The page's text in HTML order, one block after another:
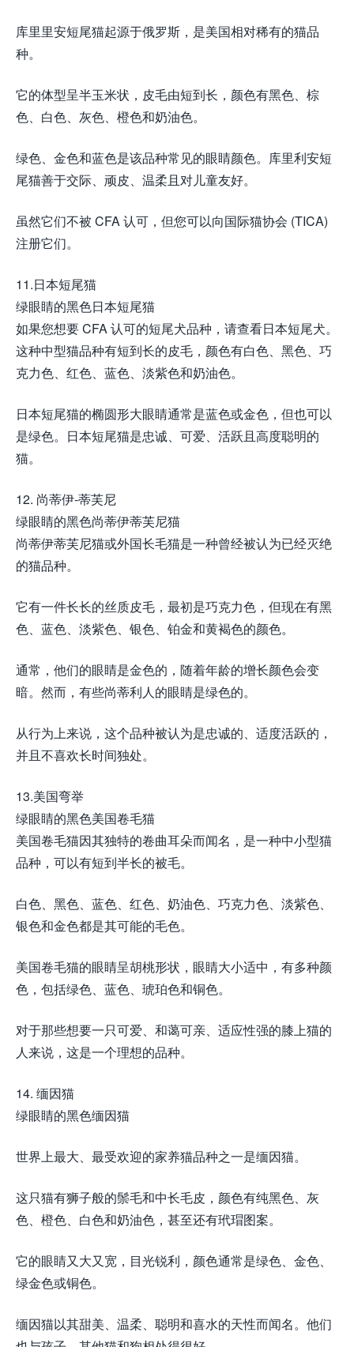
库里里安短尾猫起源于俄罗斯，是美国相对稀有的猫品
种。
它的体型呈半玉米状，皮毛由短到长，颜色有黑色、棕
色、白色、灰色、橙色和奶油色。
绿色、金色和蓝色是该品种常见的眼睛颜色。库里利安短
尾猫善于交际、顽皮、温柔且对儿童友好。
虽然它们不被 CFA 认可，但您可以向国际猫协会 (TICA)
注册它们。
11.日本短尾猫
绿眼睛的黑色日本短尾猫
如果您想要 CFA 认可的短尾犬品种，请查看日本短尾犬。
这种中型猫品种有短到长的皮毛，颜色有白色、黑色、巧
克力色、红色、蓝色、淡紫色和奶油色。
日本短尾猫的椭圆形大眼睛通常是蓝色或金色，但也可以
是绿色。日本短尾猫是忠诚、可爱、活跃且高度聪明的
猫。
12. 尚蒂伊-蒂芙尼
绿眼睛的黑色尚蒂伊蒂芙尼猫
尚蒂伊蒂芙尼猫或外国长毛猫是一种曾经被认为已经灭绝
的猫品种。
它有一件长长的丝质皮毛，最初是巧克力色，但现在有黑
色、蓝色、淡紫色、银色、铂金和黄褐色的颜色。
通常，他们的眼睛是金色的，随着年龄的增长颜色会变
暗。然而，有些尚蒂利人的眼睛是绿色的。
从行为上来说，这个品种被认为是忠诚的、适度活跃的，
并且不喜欢长时间独处。
13.美国弯举
绿眼睛的黑色美国卷毛猫
美国卷毛猫因其独特的卷曲耳朵而闻名，是一种中小型猫
品种，可以有短到半长的被毛。
白色、黑色、蓝色、红色、奶油色、巧克力色、淡紫色、
银色和金色都是其可能的毛色。
美国卷毛猫的眼睛呈胡桃形状，眼睛大小适中，有多种颜
色，包括绿色、蓝色、琥珀色和铜色。
对于那些想要一只可爱、和蔼可亲、适应性强的膝上猫的
人来说，这是一个理想的品种。
14. 缅因猫
绿眼睛的黑色缅因猫
世界上最大、最受欢迎的家养猫品种之一是缅因猫。
这只猫有狮子般的鬃毛和中长毛皮，颜色有纯黑色、灰
色、橙色、白色和奶油色，甚至还有玳瑁图案。
它的眼睛又大又宽，目光锐利，颜色通常是绿色、金色、
绿金色或铜色。
缅因猫以其甜美、温柔、聪明和喜水的天性而闻名。他们